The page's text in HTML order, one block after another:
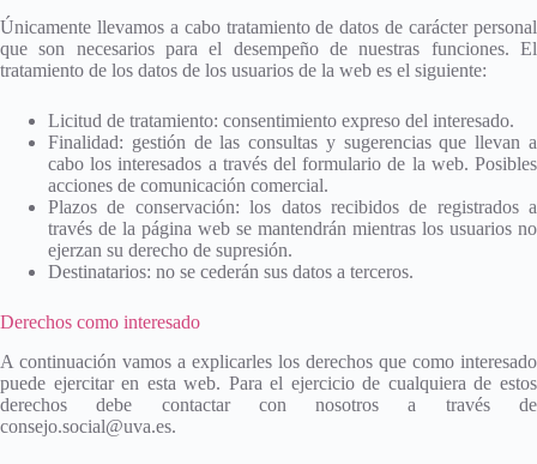
Únicamente llevamos a cabo tratamiento de datos de carácter personal
que son necesarios para el desempeño de nuestras funciones. El
tratamiento de los datos de los usuarios de la web es el siguiente:
Licitud de tratamiento: consentimiento expreso del interesado.
Finalidad: gestión de las consultas y sugerencias que llevan a
cabo los interesados a través del formulario de la web. Posibles
acciones de comunicación comercial.
Plazos de conservación: los datos recibidos de registrados a
través de la página web se mantendrán mientras los usuarios no
ejerzan su derecho de supresión.
Destinatarios: no se cederán sus datos a terceros.
Derechos como interesado
A continuación vamos a explicarles los derechos que como interesado
puede ejercitar en esta web. Para el ejercicio de cualquiera de estos
derechos debe contactar con nosotros a través de
consejo.social@uva.es.